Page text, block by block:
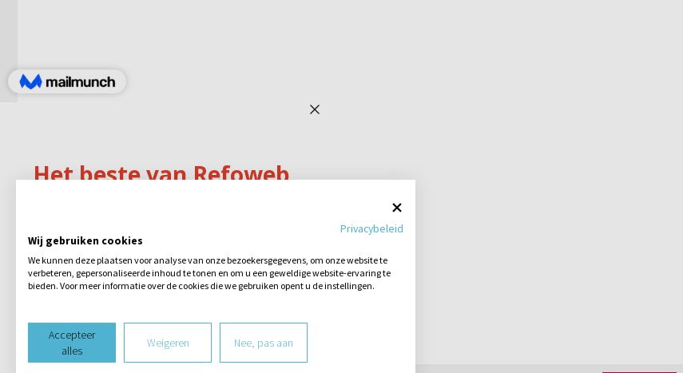
Privacybeleid
Wij gebruiken cookies
We kunnen deze plaatsen voor analyse van onze bezoekersgegevens, om onze website te
verbeteren, gepersonaliseerde inhoud te tonen en om u een geweldige website-ervaring te
bieden. Voor meer informatie over de cookies die we gebruiken opent u de instellingen.
Accepteer
alles
Weigeren Nee, pas aan